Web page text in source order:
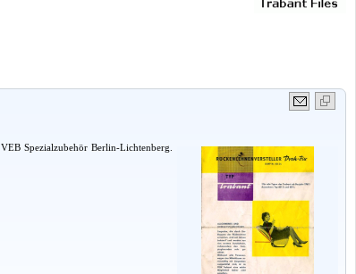
Spezialzubehör Berlin-Lichtenberg.